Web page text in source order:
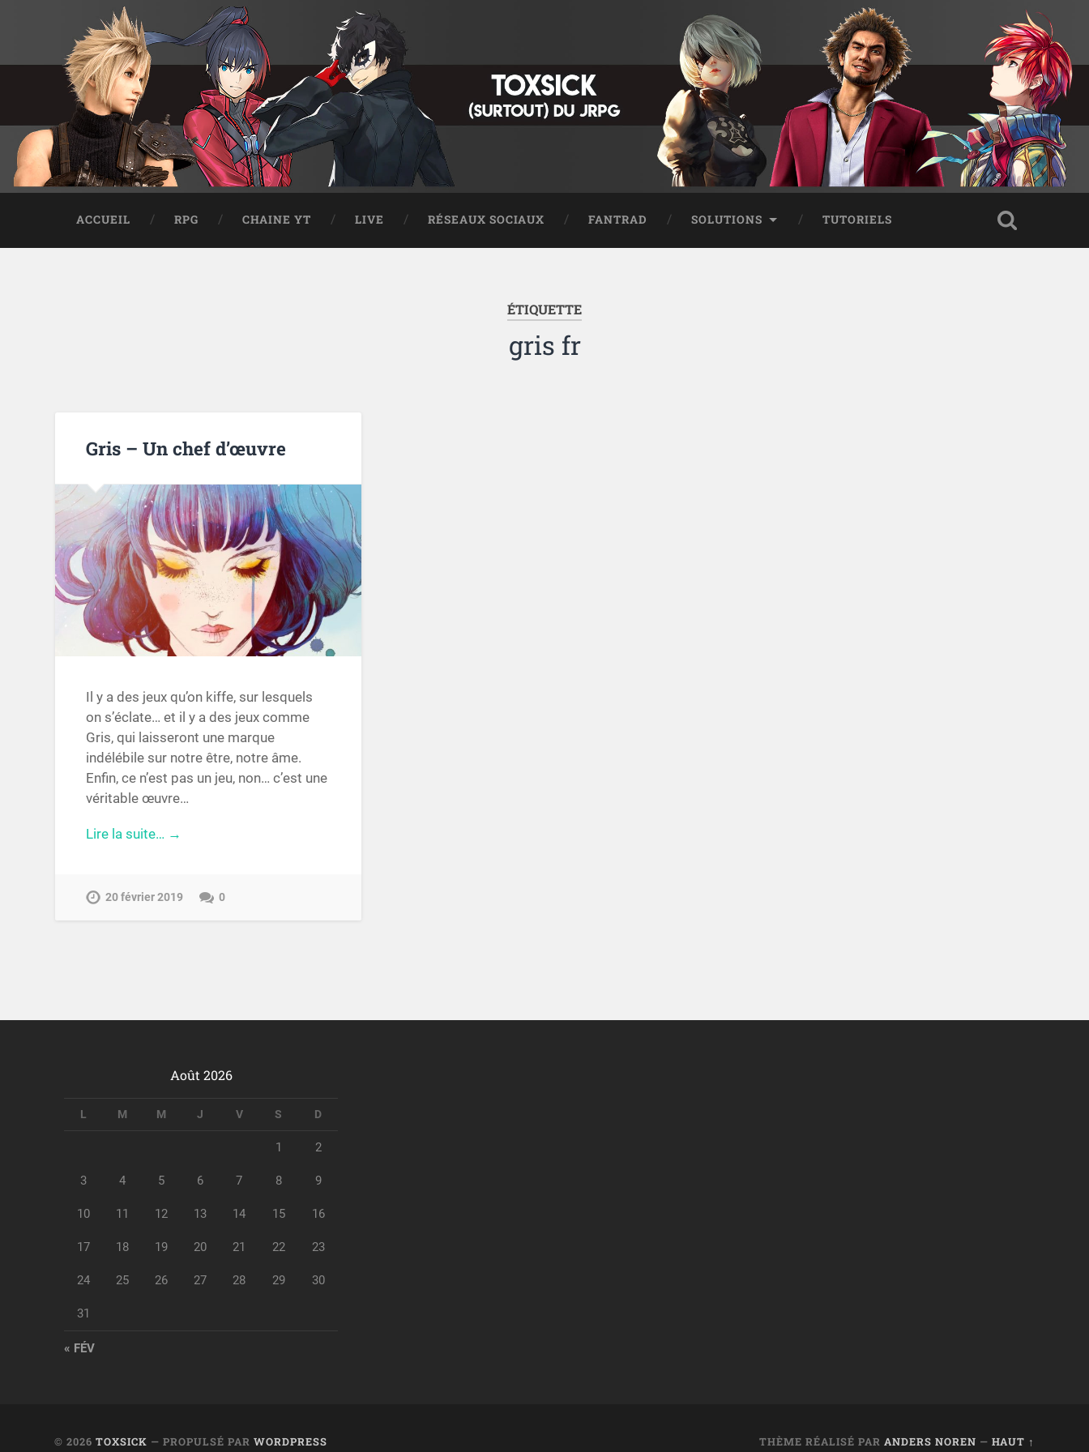
ACCUEIL RPG CHAINE YT LIVE RÉSEAUX SOCIAUX FANTRAD SOLUTIONS TUTORIELS
ÉTIQUETTE
gris fr
Gris – Un chef d’œuvre
Il y a des jeux qu’on kiffe, sur lesquels
on s’éclate… et il y a des jeux comme
Gris, qui laisseront une marque
indélébile sur notre être, notre âme.
Enfin, ce n’est pas un jeu, non… c’est une
véritable œuvre…
Lire la suite… →
20 février 2019 0
Août 2026
L M M J V S D
1 2
3 4 5 6 7 8 9
10 11 12 13 14 15 16
17 18 19 20 21 22 23
24 25 26 27 28 29 30
31
« FÉV
© 2026TOXSICK — PROPULSÉ PARWORDPRESS THÈME RÉALISÉ PAR ANDERS NOREN — HAUT ↑